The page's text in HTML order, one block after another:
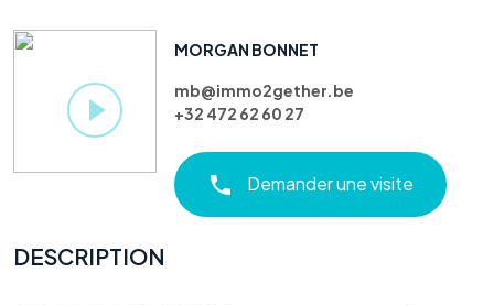
MORGAN BONNET
mb@immo2gether.be
+32 472 62 60 27
Demander une visite
DESCRIPTION